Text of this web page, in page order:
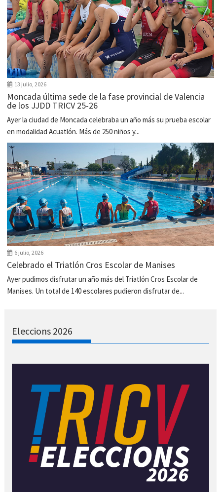
13 julio, 2026
Moncada última sede de la fase provincial de Valencia
de los JJDD TRICV 25-26
Ayer la ciudad de Moncada celebraba un año más su prueba escolar
en modalidad Acuatlón. Más de 250 niños y...
6 julio, 2026
Celebrado el Triatlón Cros Escolar de Manises
Ayer pudimos disfrutar un año más del Triatlón Cros Escolar de
Manises. Un total de 140 escolares pudieron disfrutar de...
Eleccions 2026